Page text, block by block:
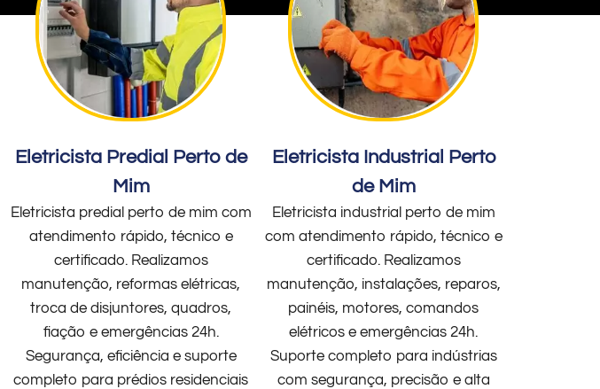
Eletricista Predial Perto de
Mim
Eletricista predial perto de mim com
atendimento rápido, técnico e
certificado. Realizamos
manutenção, reformas elétricas,
troca de disjuntores, quadros,
fiação e emergências 24h.
Segurança, eficiência e suporte
completo para prédios residenciais
Eletricista Industrial Perto
de Mim
Eletricista industrial perto de mim
com atendimento rápido, técnico e
certificado. Realizamos
manutenção, instalações, reparos,
painéis, motores, comandos
elétricos e emergências 24h.
Suporte completo para indústrias
com segurança, precisão e alta